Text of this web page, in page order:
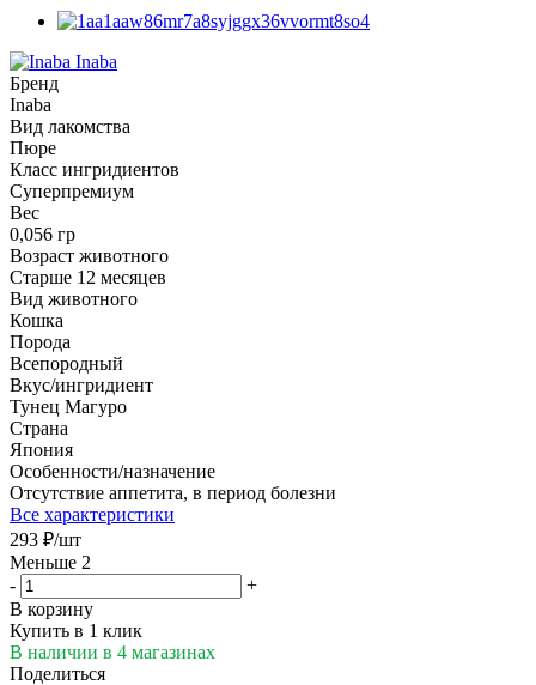
Inaba
Бренд
Inaba
Вид лакомства
Пюре
Класс ингридиентов
Суперпремиум
Вес
0,056 гр
Возраст животного
Старше 12 месяцев
Вид животного
Кошка
Порода
Всепородный
Вкус/ингридиент
Тунец Магуро
Страна
Япония
Особенности/назначение
Отсутствие аппетита, в период болезни
Все характеристики
293 ₽/шт
Меньше 2
-
+
В корзину
Купить в 1 клик
В наличии в 4 магазинах
Поделиться